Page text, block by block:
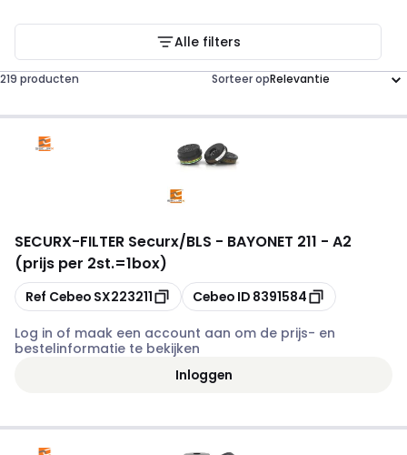
Alle filters
219 producten Sorteer op
SECURX-FILTER Securx/BLS - BAYONET 211 - A2
(prijs per 2st.=1box)
Kopiëren
Ref Cebeo SX223211 Kopiëren
Cebeo ID 8391584
Log in of maak een account aan om de prijs- en
bestelinformatie te bekijken
Inloggen